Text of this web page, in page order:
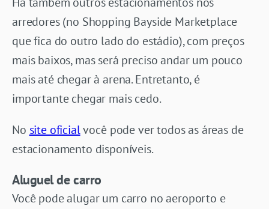
arredores (no Shopping Bayside Marketplace
que fica do outro lado do estádio), com preços
mais baixos, mas será preciso andar um pouco
mais até chegar à arena. Entretanto, é
importante chegar mais cedo.
No site oficialvocê pode ver todos as áreas de
estacionamento disponíveis.
Aluguel de carro
Você pode alugar um carro no aeroporto e